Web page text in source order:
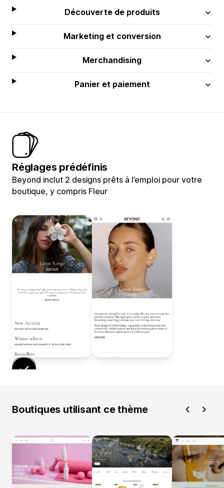
Découverte de produits
Marketing et conversion
Merchandising
Panier et paiement
Réglages prédéfinis
Beyond inclut 2 designs prêts à l’emploi pour votre
boutique, y compris Fleur
Boutiques utilisant ce thème